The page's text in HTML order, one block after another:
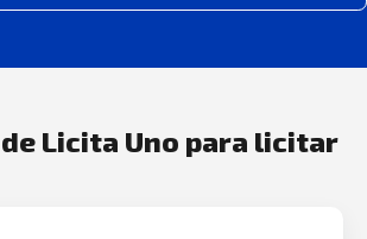
Licita Uno para licitar